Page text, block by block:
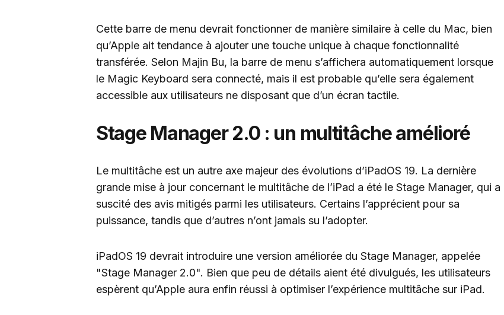
Cette barre de menu devrait fonctionner de manière similaire à celle du Mac, bien
qu’Apple ait tendance à ajouter une touche unique à chaque fonctionnalité
transférée. Selon Majin Bu, la barre de menu s’affichera automatiquement lorsque
le Magic Keyboard sera connecté, mais il est probable qu’elle sera également
accessible aux utilisateurs ne disposant que d’un écran tactile.
Stage Manager 2.0 : un multitâche amélioré
Le multitâche est un autre axe majeur des évolutions d’iPadOS 19. La dernière
grande mise à jour concernant le multitâche de l’iPad a été le Stage Manager, qui a
suscité des avis mitigés parmi les utilisateurs. Certains l’apprécient pour sa
puissance, tandis que d’autres n’ont jamais su l’adopter.
iPadOS 19 devrait introduire une version améliorée du Stage Manager, appelée
"Stage Manager 2.0". Bien que peu de détails aient été divulgués, les utilisateurs
espèrent qu’Apple aura enfin réussi à optimiser l’expérience multitâche sur iPad.